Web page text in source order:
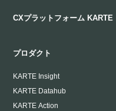
CXプラットフォーム KARTE
プロダクト
KARTE Insight
KARTE Datahub
KARTE Action